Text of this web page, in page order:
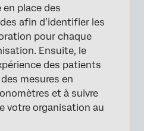
place des
afin d’identifier les
pour chaque
Ensuite, le
des patients
mesures en
et à suivre
votre organisation au